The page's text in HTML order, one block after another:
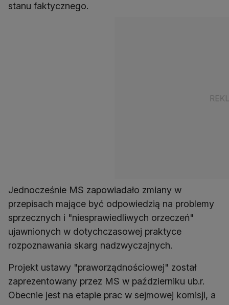
stanu faktycznego.
Jednocześnie MS zapowiadało zmiany w
przepisach mające być odpowiedzią na problemy
sprzecznych i "niesprawiedliwych orzeczeń"
ujawnionych w dotychczasowej praktyce
rozpoznawania skarg nadzwyczajnych.
Projekt ustawy "praworządnościowej" został
zaprezentowany przez MS w październiku ub.r.
Obecnie jest na etapie prac w sejmowej komisji, a